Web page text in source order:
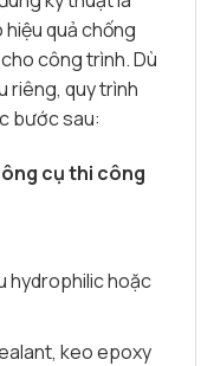
hiệu quả chống
công trình. Dù
riêng, quy trình
bước sau:
cụ thi công
hydrophilic hoặc
keo epoxy